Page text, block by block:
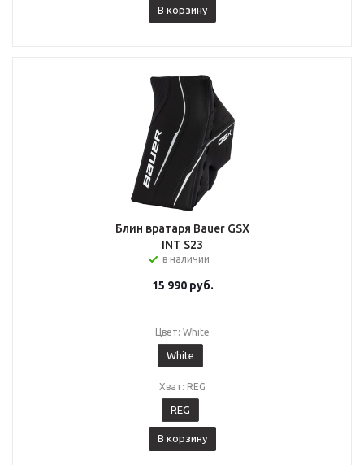
В корзину
Блин вратаря Bauer GSX
INT S23
в наличии
15 990руб.
Цвет: White
White
Хват: REG
REG
В корзину